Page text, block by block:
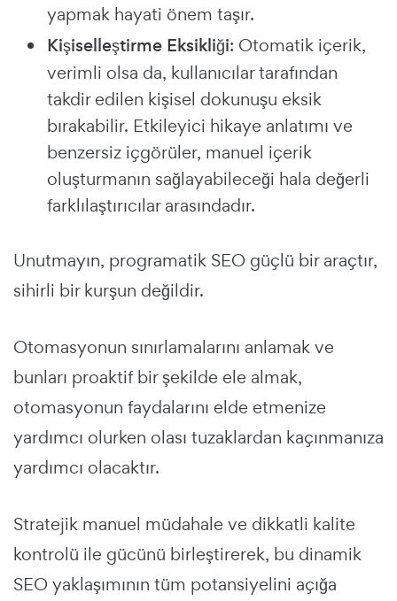
yapmak hayati önem taşır.
Kişiselleştirme Eksikliği: Otomatik içerik,
verimli olsa da, kullanıcılar tarafından
takdir edilen kişisel dokunuşu eksik
bırakabilir. Etkileyici hikaye anlatımı ve
benzersiz içgörüler, manuel içerik
oluşturmanın sağlayabileceği hala değerli
farklılaştırıcılar arasındadır.
Unutmayın, programatik SEO güçlü bir araçtır,
sihirli bir kurşun değildir.
Otomasyonun sınırlamalarını anlamak ve
bunları proaktif bir şekilde ele almak,
otomasyonun faydalarını elde etmenize
yardımcı olurken olası tuzaklardan kaçınmanıza
yardımcı olacaktır.
Stratejik manuel müdahale ve dikkatli kalite
kontrolü ile gücünü birleştirerek, bu dinamik
SEO yaklaşımının tüm potansiyelini açığa